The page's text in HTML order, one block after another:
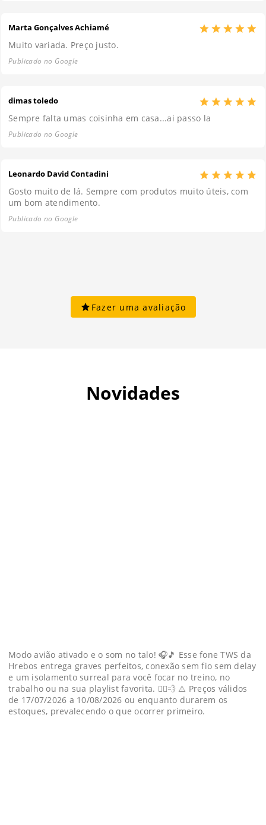
Marta Gonçalves Achiamé
Muito variada. Preço justo.
Publicado no Google
dimas toledo
Sempre falta umas coisinha em casa...ai passo la
Publicado no Google
Leonardo David Contadini
Gosto muito de lá. Sempre com produtos muito úteis, com
um bom atendimento.
Publicado no Google
Fazer uma avaliação
Novidades
Modo avião ativado e o som no talo! 🎧🎵 Esse fone TWS da
Hrebos entrega graves perfeitos, conexão sem fio sem delay
e um isolamento surreal para você focar no treino, no
trabalho ou na sua playlist favorita. 🏃‍♂️💨 ⚠️ Preços válidos
de 17/07/2026 a 10/08/2026 ou enquanto durarem os
estoques, prevalecendo o que ocorrer primeiro.